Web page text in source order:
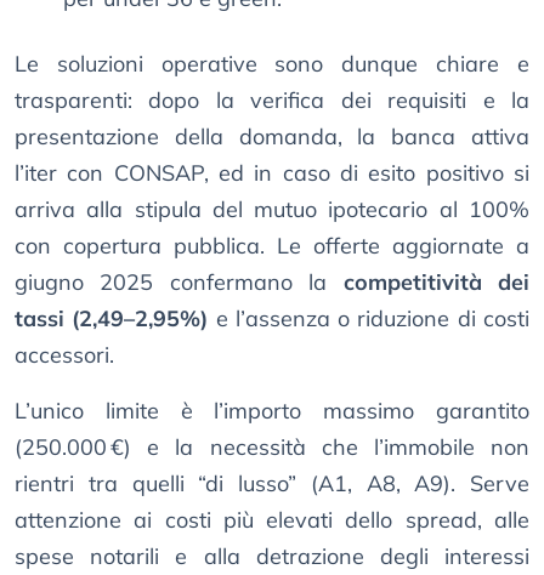
Le soluzioni operative sono dunque chiare e
trasparenti: dopo la verifica dei requisiti e la
presentazione della domanda, la banca attiva
l’iter con CONSAP, ed in caso di esito positivo si
arriva alla stipula del mutuo ipotecario al 100%
con copertura pubblica. Le offerte aggiornate a
giugno 2025 confermano la competitività dei
tassi (2,49–2,95%) e l’assenza o riduzione di costi
accessori.
L’unico limite è l’importo massimo garantito
(250.000 €) e la necessità che l’immobile non
rientri tra quelli “di lusso” (A1, A8, A9). Serve
attenzione ai costi più elevati dello spread, alle
spese notarili e alla detrazione degli interessi